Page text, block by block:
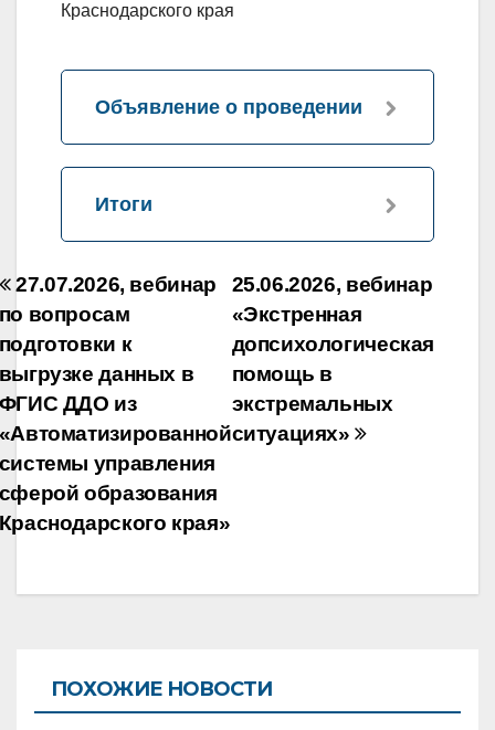
Краснодарского края
Объявление о проведении
Итоги
Навигация
по
записям
25.06.2026, вебинар
«Экстренная
допсихологическая
помощь в
экстремальных
ситуациях»
27.07.2026, вебинар
вопросам
к
данных в
ДДО из
управления
образования
края»
ПОХОЖИЕ НОВОСТИ